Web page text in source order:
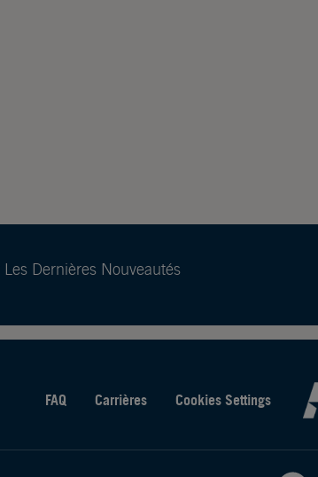
Dernières Nouveautés
FAQ Carrières Cookies Settings